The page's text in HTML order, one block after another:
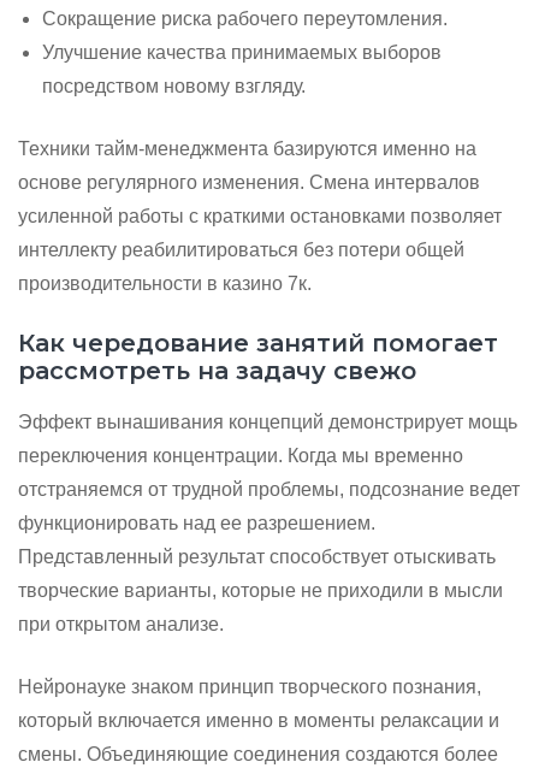
Сокращение риска рабочего переутомления.
Улучшение качества принимаемых выборов
посредством новому взгляду.
Техники тайм-менеджмента базируются именно на
основе регулярного изменения. Смена интервалов
усиленной работы с краткими остановками позволяет
интеллекту реабилитироваться без потери общей
производительности в казино 7к.
Как чередование занятий помогает
рассмотреть на задачу свежо
Эффект вынашивания концепций демонстрирует мощь
переключения концентрации. Когда мы временно
отстраняемся от трудной проблемы, подсознание ведет
функционировать над ее разрешением.
Представленный результат способствует отыскивать
творческие варианты, которые не приходили в мысли
при открытом анализе.
Нейронауке знаком принцип творческого познания,
который включается именно в моменты релаксации и
смены. Объединяющие соединения создаются более